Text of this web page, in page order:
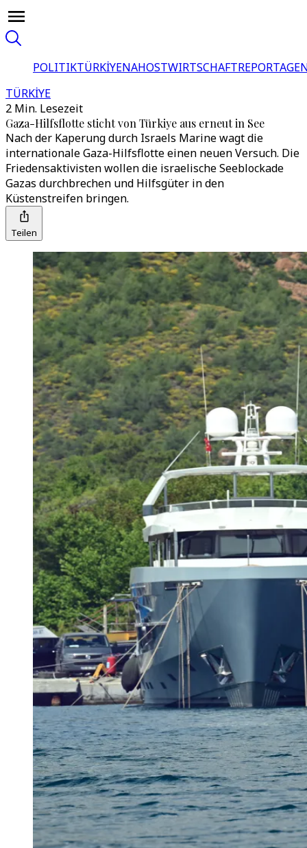
POLITIKTÜRKİYENAHOSTWIRTSCHAFT
TÜRKİYE
2 Min. Lesezeit
Gaza-Hilfsflotte sticht von Türkiye aus erneut in See
Nach der Kaperung durch Israels Marine wagt die
internationale Gaza-Hilfsflotte einen neuen Versuch. Die
Friedensaktivisten wollen die israelische Seeblockade
Gazas durchbrechen und Hilfsgüter in den
Küstenstreifen bringen.
Teilen